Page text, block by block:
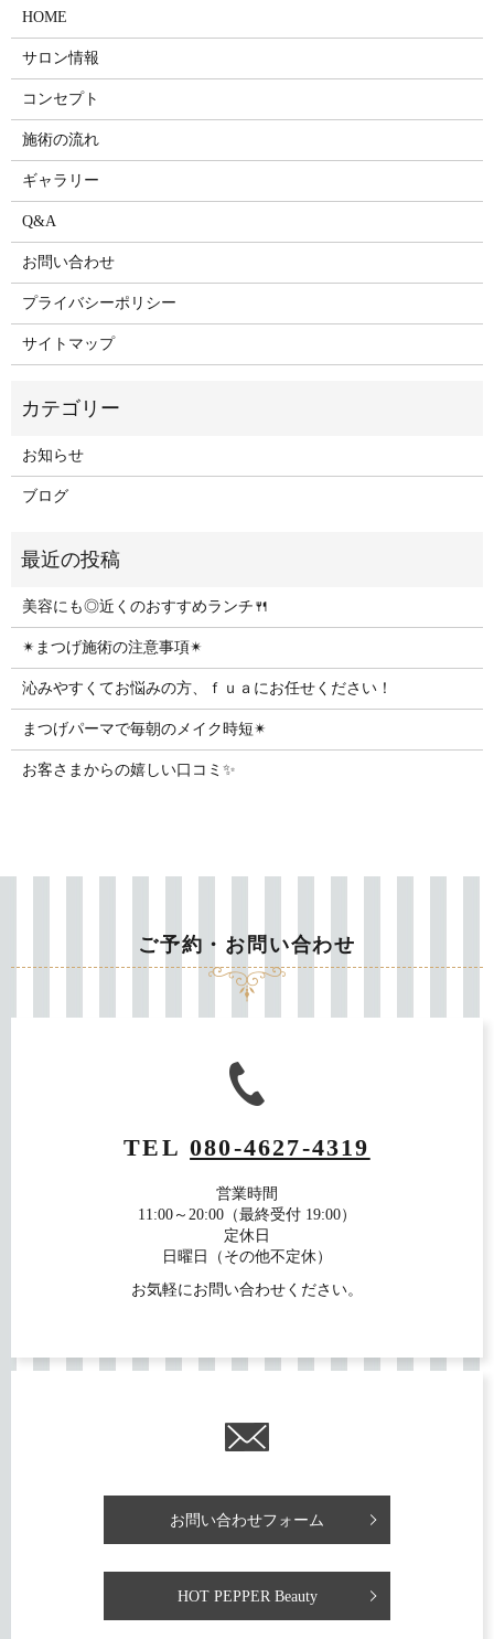
HOME
サロン情報
コンセプト
施術の流れ
ギャラリー
Q&A
お問い合わせ
プライバシーポリシー
サイトマップ
お知らせ
ブログ
美容にも◎近くのおすすめランチ🍴
✴︎まつげ施術の注意事項✴︎
沁みやすくてお悩みの方、ｆｕａにお任せください！
まつげパーマで毎朝のメイク時短✴︎
お客さまからの嬉しい口コミ✨
ご予約・お問い合わせ
TEL080-4627-4319
営業時間
11:00～20:00（最終受付 19:00）
定休日
日曜日（その他不定休）
お気軽にお問い合わせください。
お問い合わせフォーム
HOT PEPPER Beauty